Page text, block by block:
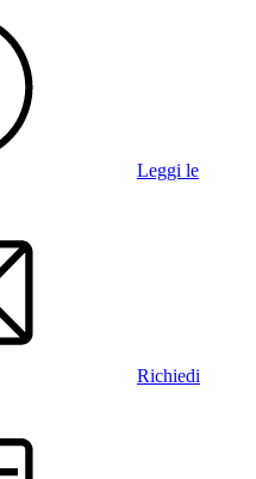
Leggi le
Richiedi